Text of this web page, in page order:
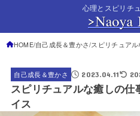
心理とスピリチ
HOME 自己成長＆豊かさ スピリチュア
自己成長＆豊かさ 2023.04.11
スピリチュアルな癒しの
イス